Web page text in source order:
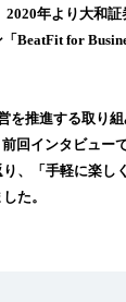
！
数
み
込
み
中
で
年より大和
BeatFit for
を推進する取り
回インタビュー
、「手軽に楽し
た。